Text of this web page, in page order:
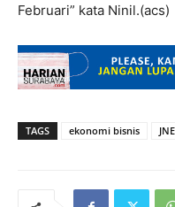
Februari” kata Ninil.(acs)
TAGS ekonomi bisnis JNE